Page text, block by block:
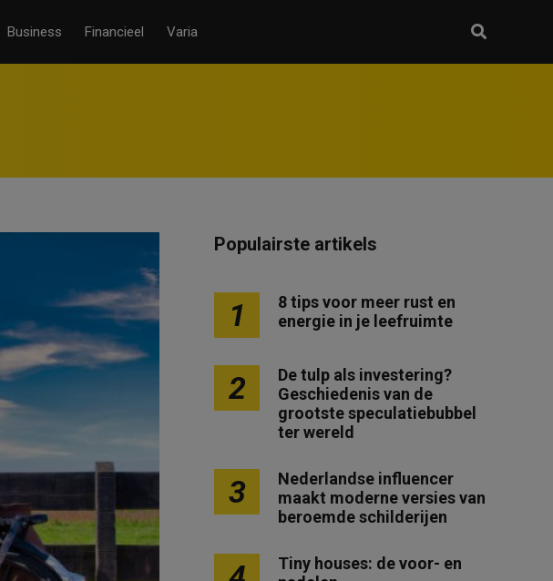
Business Financieel Varia
Populairste artikels
1
8 tips voor meer rust en
energie in je leefruimte
2
De tulp als investering?
Geschiedenis van de
grootste speculatiebubbel
ter wereld
3
Nederlandse influencer
maakt moderne versies van
beroemde schilderijen
Tiny houses: de voor- en